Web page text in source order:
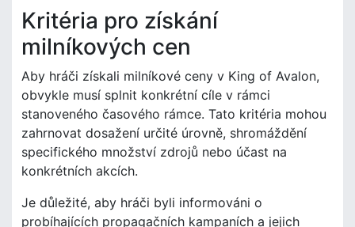
Kritéria pro získání
milníkových cen
Aby hráči získali milníkové ceny v King of Avalon,
obvykle musí splnit konkrétní cíle v rámci
stanoveného časového rámce. Tato kritéria mohou
zahrnovat dosažení určité úrovně, shromáždění
specifického množství zdrojů nebo účast na
konkrétních akcích.
Je důležité, aby hráči byli informováni o
probíhajících propagačních kampaních a jejich